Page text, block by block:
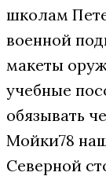
школам
военной
макеты
учебные
обязывать
Мойки78
Северной